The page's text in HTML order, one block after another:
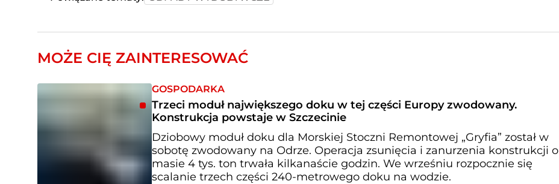
MOŻE CIĘ ZAINTERESOWAĆ
GOSPODARKA
Trzeci moduł największego doku w tej części Europy zwodowany.
Konstrukcja powstaje w Szczecinie
Dziobowy moduł doku dla Morskiej Stoczni Remontowej „Gryfia” został w
sobotę zwodowany na Odrze. Operacja zsunięcia i zanurzenia konstrukcji o
masie 4 tys. ton trwała kilkanaście godzin. We wrześniu rozpocznie się
scalanie trzech części 240-metrowego doku na wodzie.